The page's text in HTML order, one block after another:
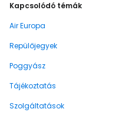
Kapcsolódó témák
Air Europa
Repülőjegyek
Poggyász
Tájékoztatás
Szolgáltatások